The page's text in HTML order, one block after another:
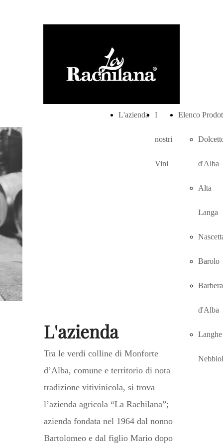
L'azienda I
nostri
Vini
Elenco
d'Alba
Alta
Langa
Barolo
Barbera
d'Alba
Langhe
L'azienda
Tra le verdi colline di Monforte
d’Alba, comune e territorio di nota
tradizione vitivinicola, si trova
l’azienda agricola “La Rachilana”;
azienda fondata nel 1964 dal nonno
Bartolomeo e dal figlio Mario dopo